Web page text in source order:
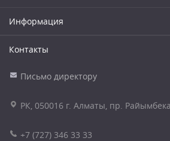
Информация
Контакты
Письмо директору
РК, 050016 г. Алматы, пр.
+7 (727) 346 33 33